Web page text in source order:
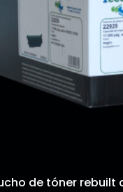
de tóner rebuilt